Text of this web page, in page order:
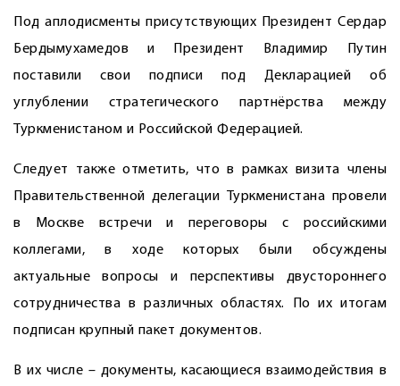
Под аплодисменты присутствующих Президент Сердар
Бердымухамедов и Президент Владимир Путин
поставили свои подписи под Декларацией об
углублении стратегического партнёрства между
Туркменистаном и Российской Федерацией.
Следует также отметить, что в рамках визита члены
Правительственной делегации Туркменистана провели
в Москве встречи и переговоры с российскими
коллегами, в ходе которых были обсуждены
актуальные вопросы и перспективы двустороннего
сотрудничества в различных областях. По их итогам
подписан крупный пакет документов.
В их числе – документы, касающиеся взаимодействия в